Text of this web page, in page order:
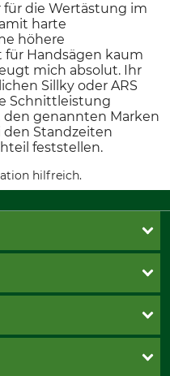
für die Wertästung im
harte
höhere
Handsägen kaum
mich absolut. Ihr
Sillky oder ARS
Schnittleistung
den genannten Marken
Standzeiten
feststellen.
hilfreich.